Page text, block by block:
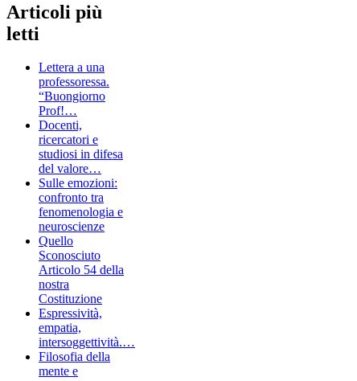
Articoli più
letti
Lettera a una
professoressa.
“Buongiorno
Prof!…
Docenti,
ricercatori e
studiosi in difesa
del valore…
Sulle emozioni:
confronto tra
fenomenologia e
neuroscienze
Quello
Sconosciuto
Articolo 54 della
nostra
Costituzione
Espressività,
empatia,
intersoggettività.…
Filosofia della
mente e